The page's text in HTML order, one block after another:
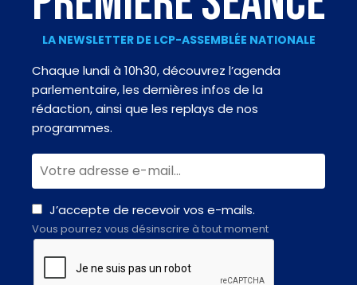
LA NEWSLETTER DE LCP-ASSEMBLÉE NATIONALE
Chaque lundi à 10h30, découvrez l’agenda
parlementaire, les dernières infos de la
rédaction, ainsi que les replays de nos
programmes.
J’accepte de recevoir vos e-mails.
Vous pourrez vous désinscrire à tout moment